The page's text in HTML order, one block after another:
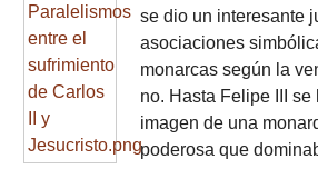
se dio un interesante
asociaciones
monarcas según la
no. Hasta Felipe III se
imagen de una
poderosa que